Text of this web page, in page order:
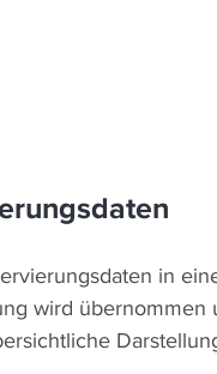
ein. Bei Wiedergabe
einer Datenübertragung
Details dazu
in
wird